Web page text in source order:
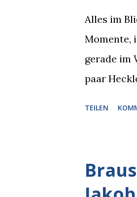
Alles im
Momente,
gerade im
paar
blickte die
TEILEN